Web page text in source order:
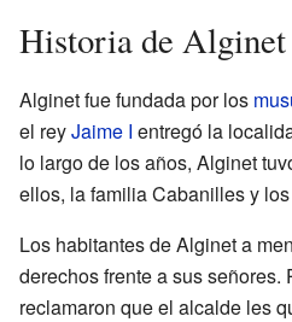
Historia de Alginet
Alginet fue fundada por los
el reyJaime I entregó la
lo largo de los años, Alginet
ellos, la familia Cabanilles y los
Los habitantes de Alginet a
derechos frente a sus señores.
reclamaron que el alcalde les